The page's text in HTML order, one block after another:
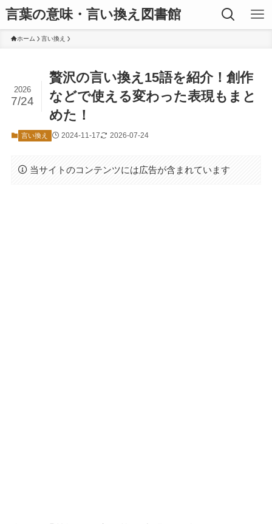
言葉の意味・言い換え図書館
ホーム 言い換え
贅沢の言い換え15語を紹介！創作
などで使える変わった表現もまと
めた！
2026
7/24
言い換え 2024-11-17 2026-07-24
当サイトのコンテンツには広告が含まれています